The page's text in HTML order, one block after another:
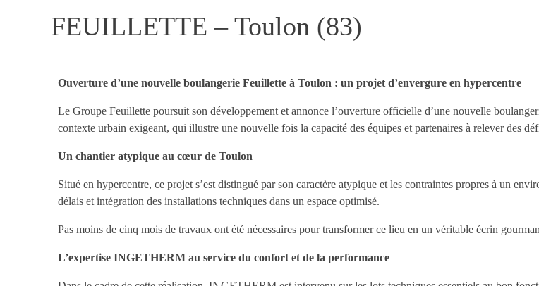
FEUILLETTE – Toulon (83)
Ouverture d’une nouvelle boulangerie Feuillette à Toulon : un projet d’envergure en hypercentre
Le Groupe Feuillette poursuit son développement et annonce l’ouverture officielle d’une nouvelle
contexte urbain exigeant, qui illustre une nouvelle fois la capacité des équipes et partenaires à relever des
Un chantier atypique au cœur de Toulon
Situé en hypercentre, ce projet s’est distingué par son caractère atypique et les contraintes propres à un
délais et intégration des installations techniques dans un espace optimisé.
Pas moins de cinq mois de travaux ont été nécessaires pour transformer ce lieu en un véritable écrin
L’expertise INGETHERM au service du confort et de la performance